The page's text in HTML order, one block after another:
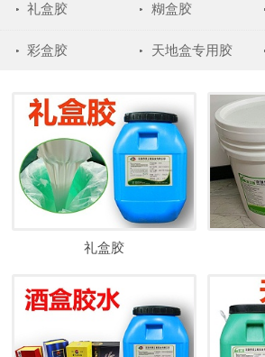
礼盒胶 糊盒胶
彩盒胶 天地盒专用胶
礼盒胶